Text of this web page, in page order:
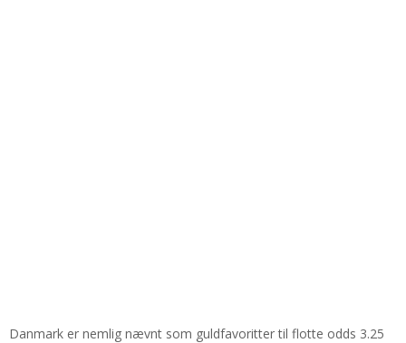
Danmark er nemlig nævnt som guldfavoritter til flotte odds 3.25